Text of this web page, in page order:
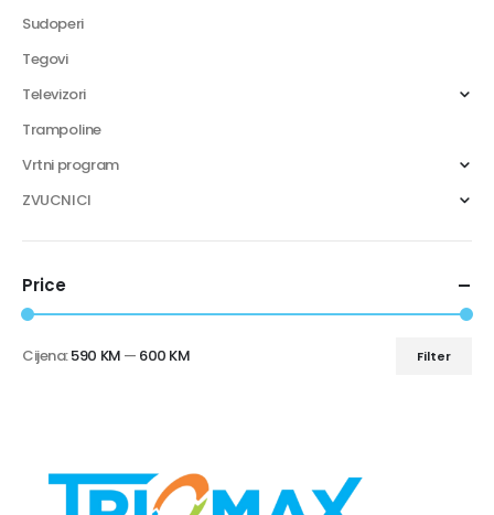
Sudoperi
Tegovi
Televizori
Trampoline
Vrtni program
ZVUCNICI
Price
Filter
Cijena:590 KM — 600 KM